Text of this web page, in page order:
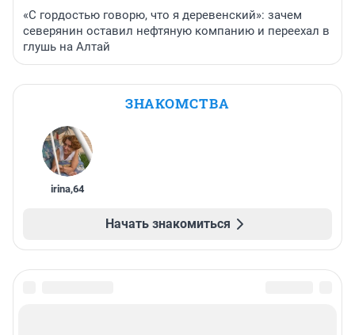
«С гордостью говорю, что я деревенский»: зачем
северянин оставил нефтяную компанию и переехал в
глушь на Алтай
ЗНАКОМСТВА
irina,64
Начать знакомиться